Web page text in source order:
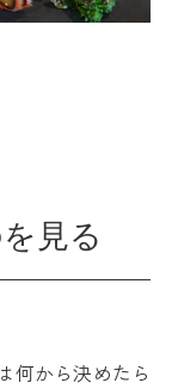
見る
何から決めたら